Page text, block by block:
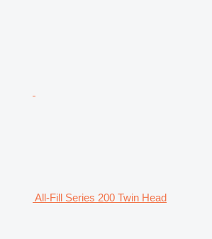
All-Fill Series 200 Twin Head